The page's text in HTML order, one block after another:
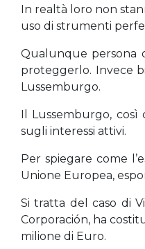
In realtà loro non
uso di strumenti
Qualunque persona
proteggerlo. Invece
Lussemburgo.
Il Lussemburgo, così
sugli interessi attivi.
Per spiegare come
Unione Europea,
Si tratta del caso di
Corporación, ha
milione di Euro.